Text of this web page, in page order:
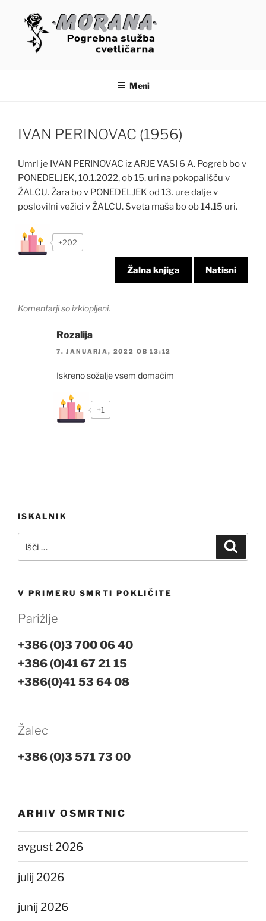
POGREBNE STORITVE
Meni
IVAN PERINOVAC (1956)
Umrl je IVAN PERINOVAC iz ARJE VASI 6 A. Pogreb bo v
PONEDELJEK, 10.1.2022, ob 15. uri na pokopališču v
ŽALCU. Žara bo v PONEDELJEK od 13. ure dalje v
poslovilni vežici v ŽALCU. Sveta maša bo ob 14.15 uri.
+202
Žalna knjiga Natisni
Rozalija
7. JANUARJA, 2022 OB 13:12
Iskreno sožalje vsem domačim
+1
Komentarji so izklopljeni.
Navigacija
ISKALNIK
V PRIMERU SMRTI POKLIČITE
Parižlje
+386 (0)3 700 06 40
+386 (0)41 67 21 15
+386(0)41 53 64 08
Žalec
+386 (0)3 571 73 00
ARHIV OSMRTNIC
avgust 2026
julij 2026
junij 2026